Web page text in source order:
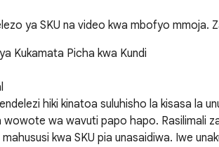
ya SKU na video kwa mbofyo mmoja.
Kukamata Picha kwa Kundi
hiki kinatoa suluhisho la kisasa la
wa wavuti papo hapo. Rasilimali
kwa SKU pia unasaidiwa. Iwe